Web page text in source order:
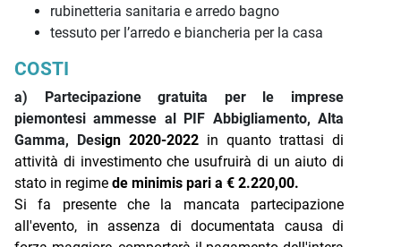
rubinetteria sanitaria e arredo bagno
tessuto per l’arredo e biancheria per la casa
COSTI
a) Partecipazione gratuita per le imprese
piemontesi ammesse al PIF Abbigliamento, Alta
Gamma, Design 2020-2022 in quanto trattasi di
attività di investimento che usufruirà di un aiuto di
stato in regime de minimis pari a € 2.220,00.
Si fa presente che la mancata partecipazione
all'evento, in assenza di documentata causa di